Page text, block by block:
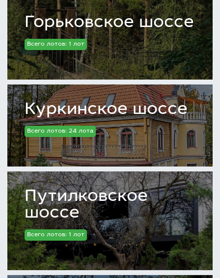
Горьковское шоссе
Всего лотов: 1 лот
Куркинское шоссе
Всего лотов: 24 лота
Путилковское
шоссе
Всего лотов: 1 лот